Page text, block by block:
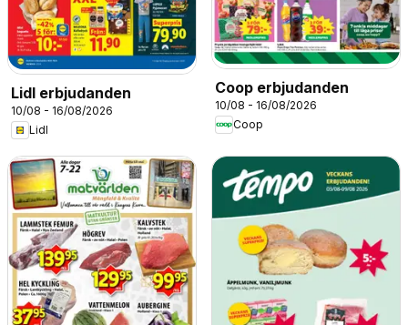
Lidl erbjudanden
10/08 - 16/08/2026
Lidl
Coop erbjudanden
10/08 - 16/08/2026
Coop